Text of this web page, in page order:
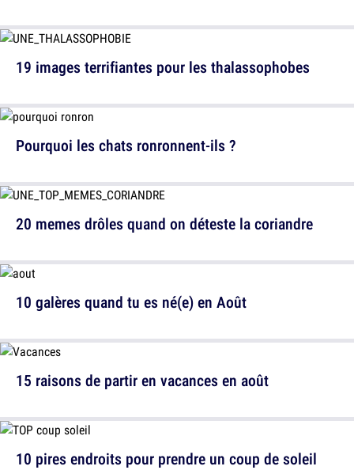
19 images terrifiantes pour les thalassophobes
20 memes drôles quand on déteste la coriandre
15 raisons de partir en vacances en août
Pourquoi les chats ronronnent-ils ?
10 galères quand tu es né(e) en Août
10 pires endroits pour prendre un coup de soleil